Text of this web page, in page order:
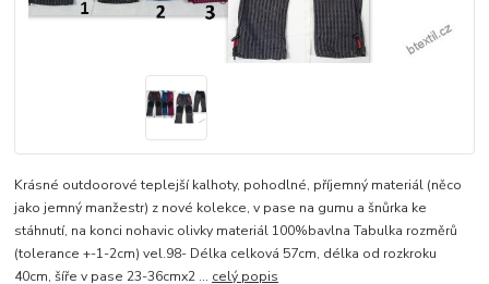
Krásné outdoorové teplejší kalhoty, pohodlné, příjemný materiál (něco
jako jemný manžestr) z nové kolekce, v pase na gumu a šnůrka ke
stáhnutí, na konci nohavic olivky materiál 100%bavlna Tabulka rozměrů
(tolerance +-1-2cm) vel.98- Délka celková 57cm, délka od rozkroku
40cm, šíře v pase 23-36cmx2 ... celý popis